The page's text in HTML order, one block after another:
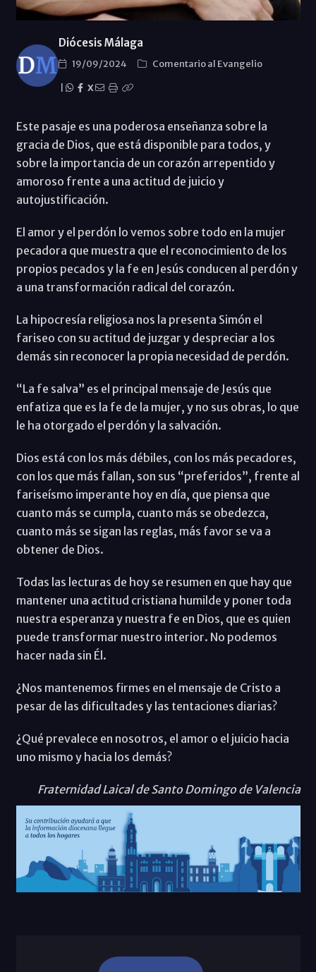
Diócesis Málaga
19/09/2024
Comentario al Evangelio
X
Este pasaje es una poderosa enseñanza sobre la
gracia de Dios, que está disponible para todos, y
sobre la importancia de un corazón arrepentido y
amoroso frente a una actitud de juicio y
autojustificación.
El amor y el perdón lo vemos sobre todo en la mujer
pecadora que muestra que el reconocimiento de los
propios pecados y la fe en Jesús conducen al perdón y
a una transformación radical del corazón.
La hipocresía religiosa nos la presenta Simón el
fariseo con su actitud de juzgar y despreciar a los
demás sin reconocer la propia necesidad de perdón.
“La fe salva” es el principal mensaje de Jesús que
enfatiza que es la fe de la mujer, y no sus obras, lo que
le ha otorgado el perdón y la salvación.
Dios está con los más débiles, con los más pecadores,
con los que más fallan, son sus “preferidos”, frente al
fariseísmo imperante hoy en día, que piensa que
cuanto más se cumpla, cuanto más se obedezca,
cuanto más se sigan las reglas, más favor se va a
obtener de Dios.
Todas las lecturas de hoy se resumen en que hay que
mantener una actitud cristiana humilde y poner toda
nuestra esperanza y nuestra fe en Dios, que es quien
puede transformar nuestro interior. No podemos
hacer nada sin Él.
¿Nos mantenemos firmes en el mensaje de Cristo a
pesar de las dificultades y las tentaciones diarias?
¿Qué prevalece en nosotros, el amor o el juicio hacia
uno mismo y hacia los demás?
Fraternidad Laical de Santo Domingo de Valencia